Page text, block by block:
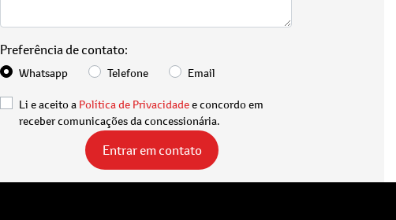
Preferência de contato:
Whatsapp Telefone Email
Li e aceito a Política de Privacidadee concordo em
receber comunicações da concessionária.
Entrar em contato